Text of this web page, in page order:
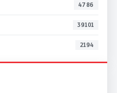
4786
39101
2194